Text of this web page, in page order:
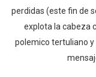
perdidas (este fin de
explota la cabeza
polemico tertuliano y